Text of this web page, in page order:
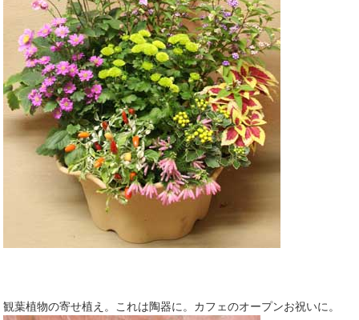
観葉植物の寄せ植え。これは陶器に。カフェのオープンお祝いに。